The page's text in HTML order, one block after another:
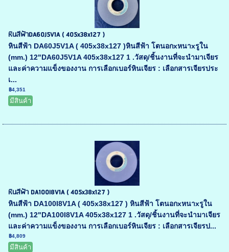
หินสีฟ้าDA60J5V1A ( 405x38x127 )
หินสีฟ้า DA60J5V1A ( 405x38x127 )หินสีฟ้า โตนอกxหนาxรูใน
(mm.) 12"DA60J5V1A 405x38x127 1 .วัสดุ/ชิ้นงานที่จะนำมาเจียร
และค่าความแข็งของงาน การเลือกเบอร์หินเจียร : เลือกสารเจียรประ
เ...
฿4,351
มีสินค้า
หินสีฟ้า DA100I8V1A ( 405x38x127 )
หินสีฟ้า DA100I8V1A ( 405x38x127 ) หินสีฟ้า โตนอกxหนาxรูใน
(mm.) 12"DA100I8V1A 405x38x127 1 .วัสดุ/ชิ้นงานที่จะนำมาเจียร
และค่าความแข็งของงาน การเลือกเบอร์หินเจียร : เลือกสารเจียรป...
฿4,809
มีสินค้า